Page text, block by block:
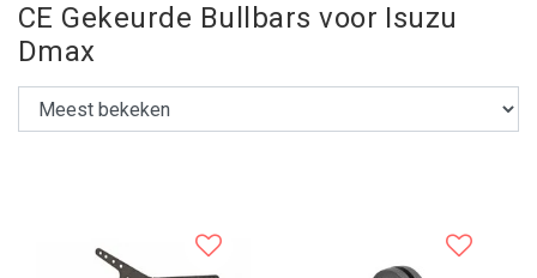
CE Gekeurde Bullbars voor Isuzu
Dmax